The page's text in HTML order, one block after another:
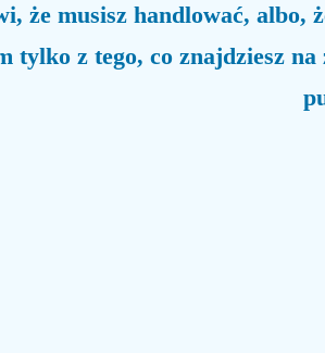
że musisz handlować, albo,
tylko z tego, co znajdziesz